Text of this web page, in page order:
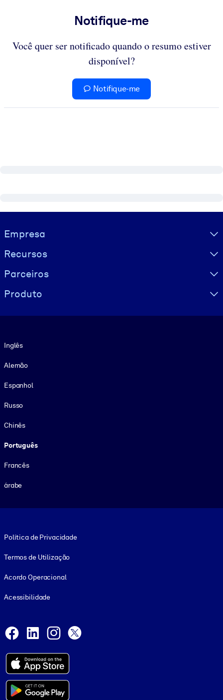
Notifique-me
Você quer ser notificado quando o resumo estiver
disponível?
Notifique-me
Visually hidden Text
Empresa
Recursos
Parceiros
Produto
Inglês
Alemão
Espanhol
Russo
Chinês
Português
Francês
árabe
Política de Privacidade
Termos de Utilização
Acordo Operacional
Acessibilidade
Facebook
LinkedInInstagram